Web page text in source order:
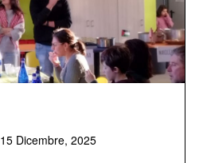
15 Dicembre, 2025